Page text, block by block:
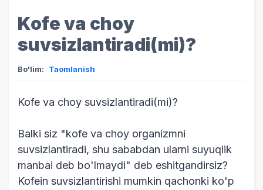
Kofe va choy
suvsizlantiradi(mi)?
Bo'lim: Taomlanish
Kofe va choy suvsizlantiradi(mi)?
Balki siz "kofe va choy organizmni
suvsizlantiradi, shu sababdan ularni suyuqlik
manbai deb bo'lmaydi" deb eshitgandirsiz?
Kofein suvsizlantirishi mumkin qachonki ko'p